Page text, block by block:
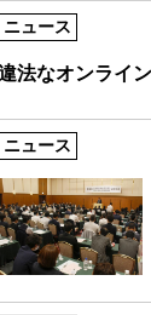
ニュース
法なオンライ
ニュース